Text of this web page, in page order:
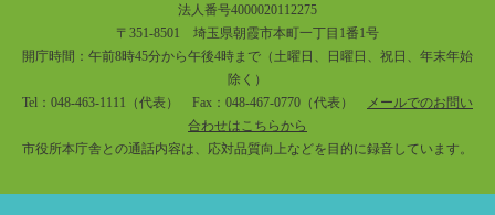
法人番号4000020112275
〒351-8501 埼玉県朝霞市本町一丁目1番1号
開庁時間：午前8時45分から午後4時まで（土曜日、日曜日、祝日、年末年始
除く）
Tel：048-463-1111（代表） Fax：048-467-0770（代表）
メールでのお問い
合わせはこちらから
市役所本庁舎との通話内容は、応対品質向上などを目的に録音しています。